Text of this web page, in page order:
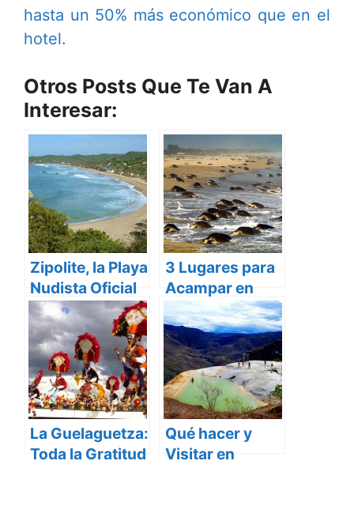
hasta un 50% más económico que en el
hotel.
Otros Posts Que Te Van A
Interesar:
Zipolite, la Playa
Nudista Oficial
de México
3 Lugares para
Acampar en
Oaxaca
La Guelaguetza:
Toda la Gratitud
Qué hacer y
Visitar en